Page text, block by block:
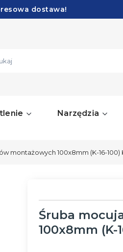
dostawa!
Narzędzia
montażowych 100x8mm (K-16-100)
Śruba
100x8mm (K-